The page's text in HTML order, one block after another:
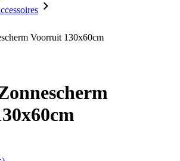
Voorruit 130x60cm